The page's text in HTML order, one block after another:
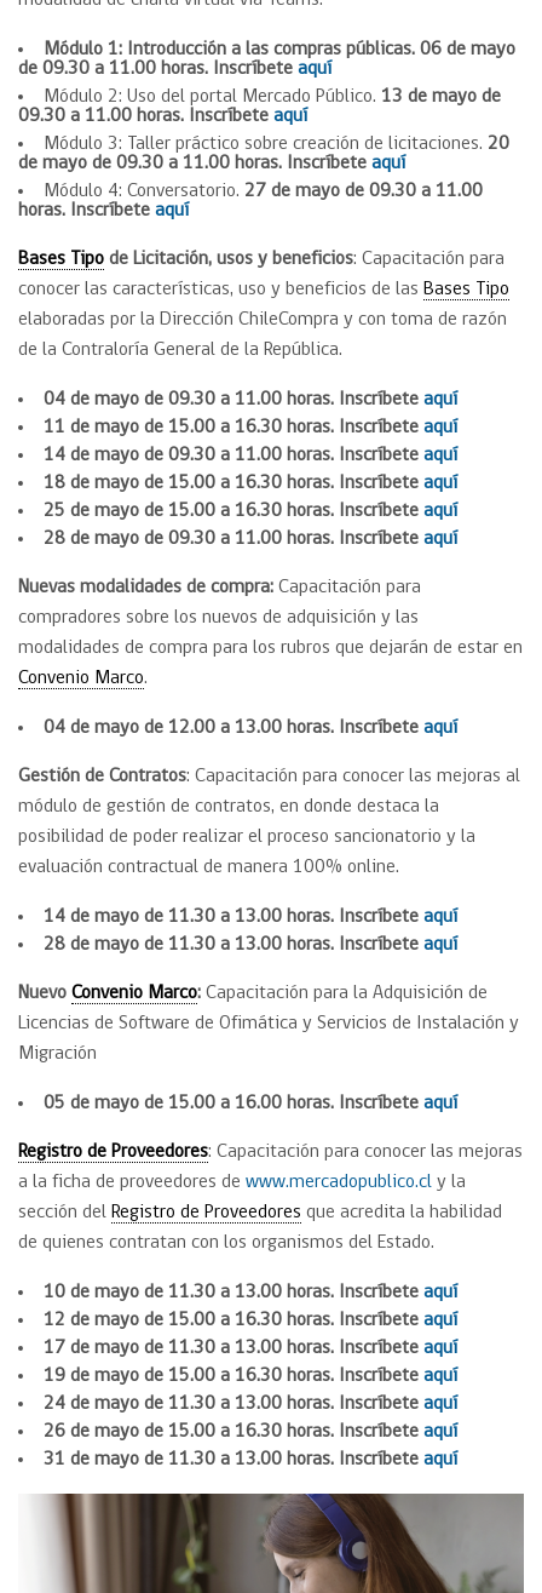
Módulo 1: Introducción a las compras públicas. 06 de mayo
de 09.30 a 11.00 horas. Inscríbete aquí
Módulo 2: Uso del portal Mercado Público. 13 de mayo de
09.30 a 11.00 horas. Inscríbete aquí
Módulo 3: Taller práctico sobre creación de licitaciones. 20
de mayo de 09.30 a 11.00 horas. Inscríbete aquí
Módulo 4: Conversatorio. 27 de mayo de 09.30 a 11.00
horas. Inscríbete aquí
Bases Tipo de Licitación, usos y beneficios: Capacitación para
conocer las características, uso y beneficios de las Bases Tipo
elaboradas por la Dirección ChileCompra y con toma de razón
de la Contraloría General de la República.
04 de mayo de 09.30 a 11.00 horas. Inscríbete aquí
11 de mayo de 15.00 a 16.30 horas. Inscríbete aquí
14 de mayo de 09.30 a 11.00 horas. Inscríbete aquí
18 de mayo de 15.00 a 16.30 horas. Inscríbete aquí
25 de mayo de 15.00 a 16.30 horas. Inscríbete aquí
28 de mayo de 09.30 a 11.00 horas. Inscríbete aquí
Nuevas modalidades de compra: Capacitación para
compradores sobre los nuevos de adquisición y las
modalidades de compra para los rubros que dejarán de estar en
Convenio Marco.
04 de mayo de 12.00 a 13.00 horas. Inscríbete aquí
Gestión de Contratos: Capacitación para conocer las mejoras al
módulo de gestión de contratos, en donde destaca la
posibilidad de poder realizar el proceso sancionatorio y la
evaluación contractual de manera 100% online.
14 de mayo de 11.30 a 13.00 horas. Inscríbete aquí
28 de mayo de 11.30 a 13.00 horas. Inscríbete aquí
Nuevo Convenio Marco: Capacitación para la Adquisición de
Licencias de Software de Ofimática y Servicios de Instalación y
Migración
05 de mayo de 15.00 a 16.00 horas. Inscríbete aquí
Registro de Proveedores: Capacitación para conocer las mejoras
a la ficha de proveedores de www.mercadopublico.cl y la
sección del Registro de Proveedores que acredita la habilidad
de quienes contratan con los organismos del Estado.
10 de mayo de 11.30 a 13.00 horas. Inscríbete aquí
12 de mayo de 15.00 a 16.30 horas. Inscríbete aquí
17 de mayo de 11.30 a 13.00 horas. Inscríbete aquí
19 de mayo de 15.00 a 16.30 horas. Inscríbete aquí
24 de mayo de 11.30 a 13.00 horas. Inscríbete aquí
26 de mayo de 15.00 a 16.30 horas. Inscríbete aquí
31 de mayo de 11.30 a 13.00 horas. Inscríbete aquí